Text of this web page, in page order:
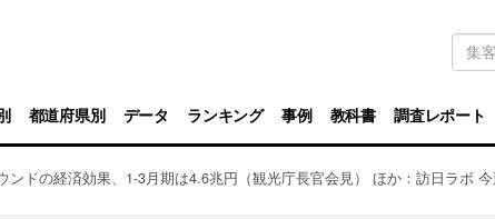
キ
ワ
ド
検
索
都道府県別 データ ランキング 事例 教科書 調査レポート
ンドの経済効果、1-3月期は4.6兆円（観光庁長官会見） ほか：訪日ラボ